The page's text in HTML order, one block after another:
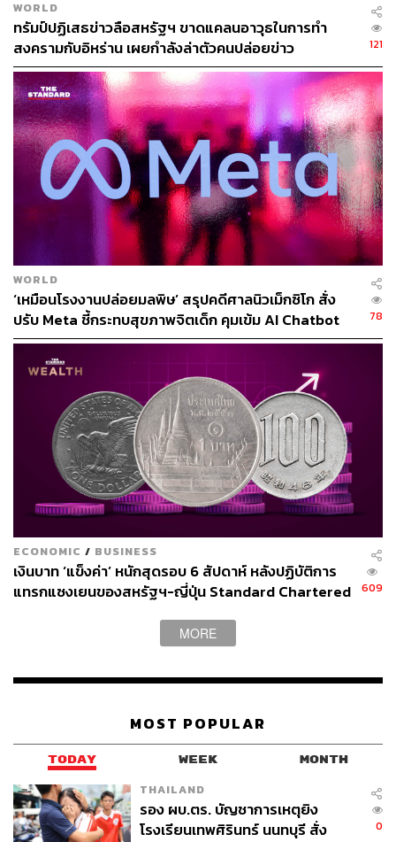
WORLD
ทรัมป์ปฏิเสธข่าวลือสหรัฐฯ ขาดแคลนอาวุธในการทำ
สงครามกับอิหร่าน เผยกำลังล่าตัวคนปล่อยข่าว
121
WORLD
‘เหมือนโรงงานปล่อยมลพิษ’ สรุปคดีศาลนิวเม็กซิโก สั่ง
ปรับ Meta ชี้กระทบสุขภาพจิตเด็ก คุมเข้ม AI Chatbot
78
ECONOMIC / BUSINESS
เงินบาท ‘แข็งค่า’ หนักสุดรอบ 6 สัปดาห์ หลังปฏิบัติการ
แทรกแซงเยนของสหรัฐฯ-ญี่ปุ่น Standard Chartered
609
MORE
MOST POPULAR
TODAY WEEK MONTH
THAILAND
รอง ผบ.ตร. บัญชาการเหตุยิง
โรงเรียนเทพศิรินทร์ นนทบุรี สั่ง
0